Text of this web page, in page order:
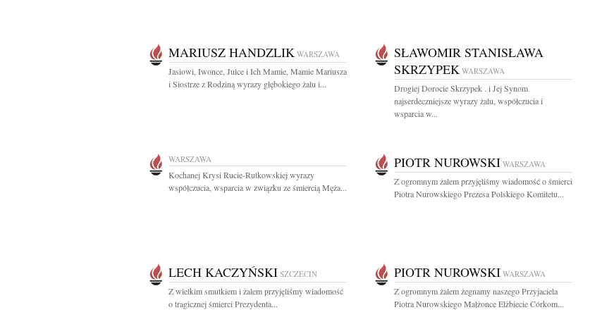
MARIUSZ HANDZLIK WARSZAWA
Jasiowi, Iwonce, Julce i Ich Mamie, Mamie Mariusza
i Siostrze z Rodziną wyrazy głębokiego żalu i...
SŁAWOMIR STANISŁAWA
SKRZYPEK WARSZAWA
Drogiej Dorocie Skrzypek . i Jej Synom
najserdeczniejsze wyrazy żalu, współczucia i
wsparcia w...
WARSZAWA
Kochanej Krysi Rucie-Rutkowskiej wyrazy
współczucia, wsparcia w związku ze śmiercią Męża...
PIOTR NUROWSKI WARSZAWA
Z ogromnym żalem przyjęliśmy wiadomość o śmierci
Piotra Nurowskiego Prezesa Polskiego Komitetu...
LECH KACZYŃSKI SZCZECIN
Z wielkim smutkiem i żalem przyjęliśmy wiadomość
o tragicznej śmierci Prezydenta...
PIOTR NUROWSKI WARSZAWA
Z ogromnym żalem żegnamy naszego Przyjaciela
Piotra Nurowskiego Małżonce Elżbiecie Córkom...